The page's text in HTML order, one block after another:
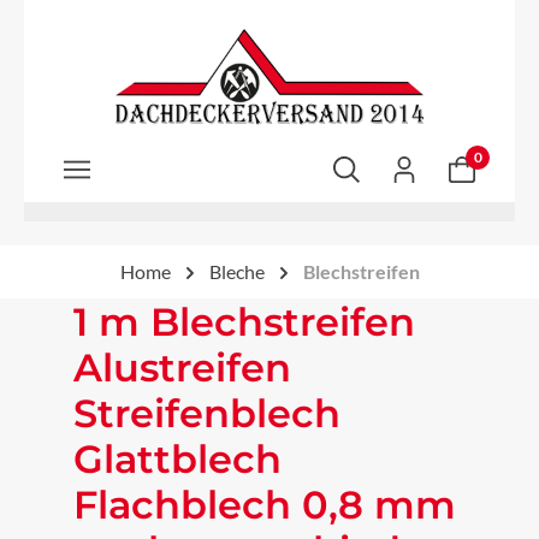
Zum Hauptinhalt springen
0
Home Bleche Blechstreifen
1 m Blechstreifen
Alustreifen
Streifenblech
Glattblech
Flachblech 0,8 mm